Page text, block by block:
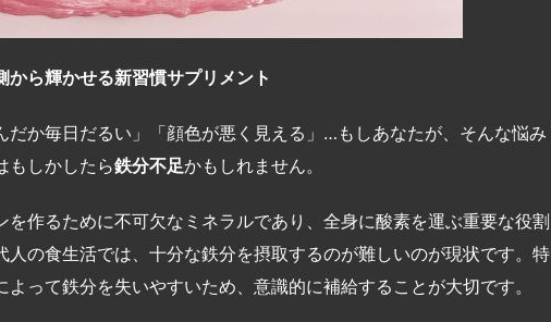
ら輝かせる新習慣サプリメント
だか毎日だるい」「顔色が悪く見える」…もしあなたが、そんな悩み
もしかしたら鉄分不足かもしれません。
を作るために不可欠なミネラルであり、全身に酸素を運ぶ重要な役割
人の食生活では、十分な鉄分を摂取するのが難しいのが現状です。特
って鉄分を失いやすいため、意識的に補給することが大切です。